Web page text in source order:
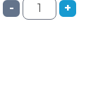
- +